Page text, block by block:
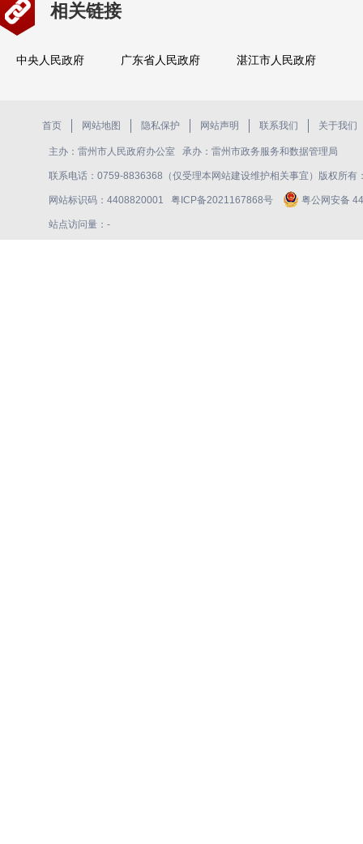
相关链接
中央人民政府 广东省人民政府 湛江市人民政府
首页 网站地图 隐私保护 网站声明 联系我们 关于我们
主办：雷州市人民政府办公室 承办：雷州市政务服务和数据管理局
联系电话：0759-8836368（仅受理本网站建设维护相关事宜）版权所有
网站标识码：4408820001 粤ICP备2021167868号 粤公网安备
站点访问量： -